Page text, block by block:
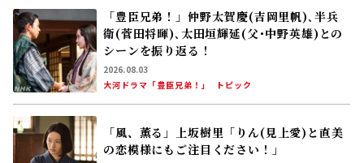
「豊臣兄弟！」仲野太賀――慶(吉岡里帆)､半兵
衛(菅田将暉)､太田垣輝延(父･中野英雄)との
シーンを振り返る！
2026.08.03
大河ドラマ「豊臣兄弟！」
トピック
「風、薫る」上坂樹里「りん(見上愛)と直美
の恋模様にもご注目ください！」